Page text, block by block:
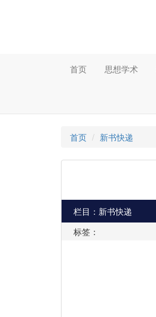
首页 思想学术
首页 新书快递
栏目：新书快递
标签：